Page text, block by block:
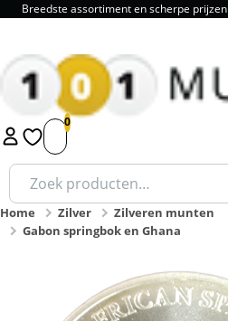
Breedste assortiment en scherpe prijzen
1 2 3 4 5 9.8
Zoeken
naar:
Home Zilver
Zilveren munten
Gabon springbok en Ghana